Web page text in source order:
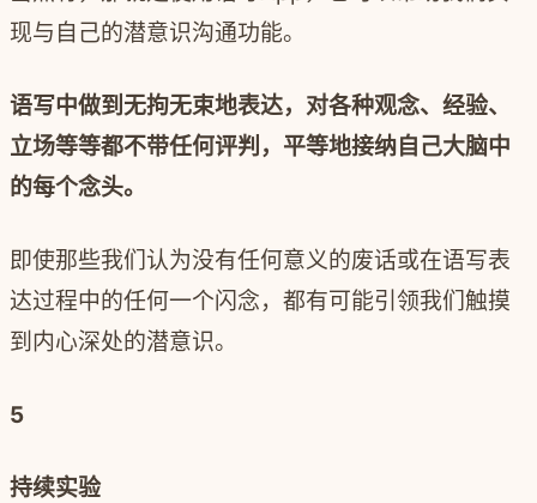
现与自己的潜意识沟通功能。
语写中做到无拘无束地表达，对各种观念、经验、
立场等等都不带任何评判，平等地接纳自己大脑中
的每个念头。
即使那些我们认为没有任何意义的废话或在语写表
达过程中的任何一个闪念，都有可能引领我们触摸
到内心深处的潜意识。
5
持续实验